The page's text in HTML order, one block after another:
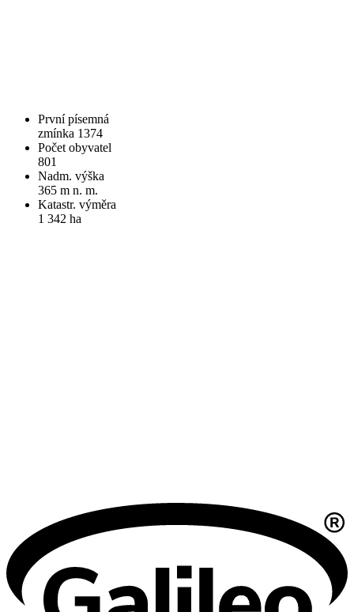
První písemná
zmínka 1374
Počet obyvatel
801
Nadm. výška
365 m n. m.
Katastr. výměra
1 342 ha